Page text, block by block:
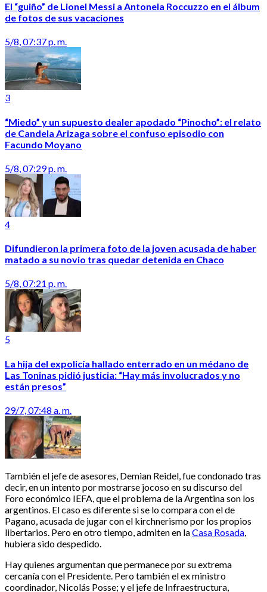
El “guiño” de Lionel Messi a Antonela Roccuzzo en el álbum
de fotos de sus vacaciones
5/8, 07:37 p. m.
3
“Miedo” y un supuesto dealer apodado “Pinocho”: el relato
de Candela Arizaga sobre el confuso episodio con
Facundo Moyano
5/8, 07:29 p. m.
4
Difundieron la primera foto de la joven acusada de haber
matado a su novio tras quedar detenida en Chaco
5/8, 07:21 p. m.
5
La hija del expolicía hallado enterrado en un médano de
Las Toninas pidió justicia: “Hay más involucrados y no
están presos”
29/7, 07:48 a. m.
También el jefe de asesores, Demian Reidel, fue condonado tras
decir, en un intento por mostrarse jocoso en su discurso del
Foro económico IEFA, que el problema de la Argentina son los
argentinos. El caso es diferente si se lo compara con el de
Pagano, acusada de jugar con el kirchnerismo por los propios
libertarios. Pero en otro tiempo, admiten en laCasa Rosada,
hubiera sido despedido.
Hay quienes argumentan que permanece por su extrema
cercanía con el Presidente. Pero también el ex ministro
coordinador, Nicolás Posse; y el jefe de Infraestructura,